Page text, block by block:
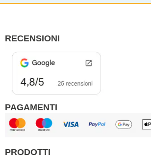
b
a
RECENSIONI
PAGAMENTI
PRODOTTI